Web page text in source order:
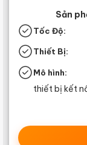
từ 3